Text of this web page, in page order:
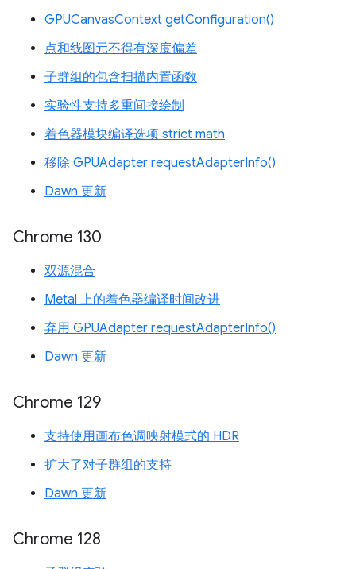
GPUCanvasContext getConfiguration()
点和线图元不得有深度偏差
子群组的包含扫描内置函数
实验性支持多重间接绘制
着色器模块编译选项 strict math
移除 GPUAdapter requestAdapterInfo()
Dawn 更新
Chrome 130
双源混合
Metal 上的着色器编译时间改进
弃用 GPUAdapter requestAdapterInfo()
Dawn 更新
Chrome 129
支持使用画布色调映射模式的 HDR
扩大了对子群组的支持
Dawn 更新
Chrome 128